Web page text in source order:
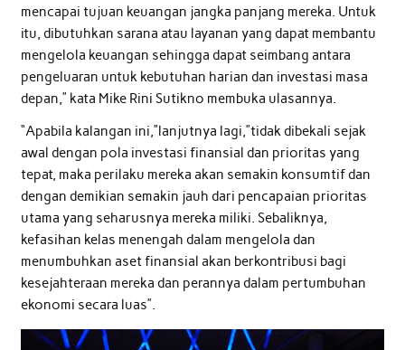
mencapai tujuan keuangan jangka panjang mereka. Untuk
itu, dibutuhkan sarana atau layanan yang dapat membantu
mengelola keuangan sehingga dapat seimbang antara
pengeluaran untuk kebutuhan harian dan investasi masa
depan,” kata Mike Rini Sutikno membuka ulasannya.
“Apabila kalangan ini,”lanjutnya lagi,”tidak dibekali sejak
awal dengan pola investasi finansial dan prioritas yang
tepat, maka perilaku mereka akan semakin konsumtif dan
dengan demikian semakin jauh dari pencapaian prioritas
utama yang seharusnya mereka miliki. Sebaliknya,
kefasihan kelas menengah dalam mengelola dan
menumbuhkan aset finansial akan berkontribusi bagi
kesejahteraan mereka dan perannya dalam pertumbuhan
ekonomi secara luas”.